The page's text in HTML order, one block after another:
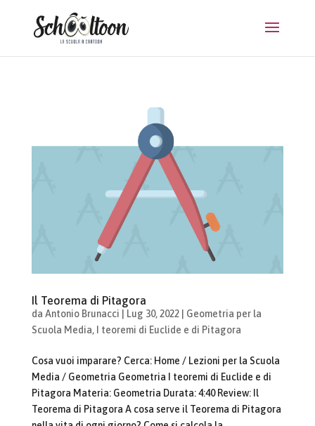
Il Teorema di Pitagora
da Antonio Brunacci Lug 30, 2022| Geometria per la
Scuola Media, I teoremi di Euclide e di Pitagora
Cosa vuoi imparare? Cerca: Home / Lezioni per la Scuola
Media / Geometria Geometria I teoremi di Euclide e di
Pitagora Materia: Geometria Durata: 4:40 Review: Il
Teorema di Pitagora A cosa serve il Teorema di Pitagora